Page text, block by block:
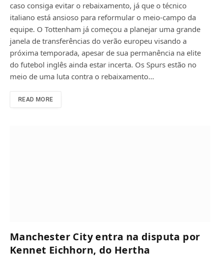
caso consiga evitar o rebaixamento, já que o técnico
italiano está ansioso para reformular o meio-campo da
equipe. O Tottenham já começou a planejar uma grande
janela de transferências do verão europeu visando a
próxima temporada, apesar de sua permanência na elite
do futebol inglês ainda estar incerta. Os Spurs estão no
meio de uma luta contra o rebaixamento…
READ MORE
Manchester City entra na disputa por
Kennet Eichhorn, do Hertha